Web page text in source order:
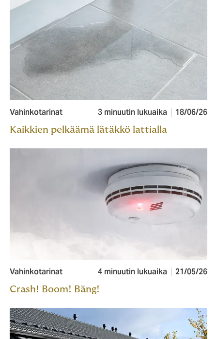
Vahinkotarinat 3 minuutin lukuaika 18/06/26
Kaikkien pelkäämä lätäkkö lattialla
Vahinkotarinat 4 minuutin lukuaika 21/05/26
Crash! Boom! Bäng!